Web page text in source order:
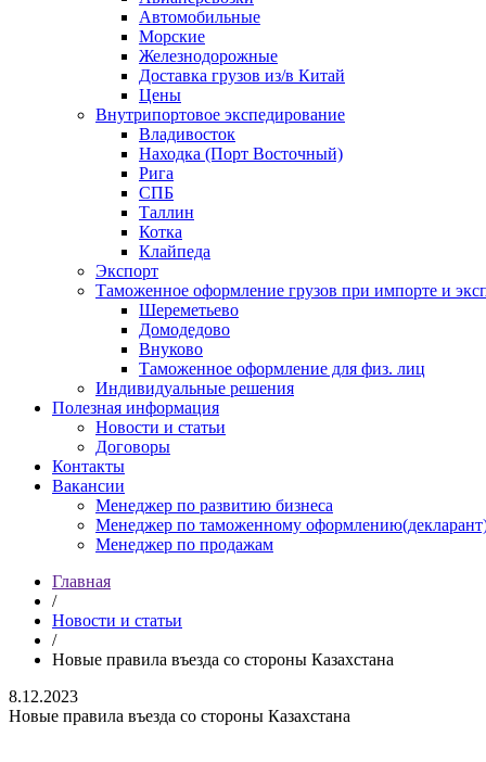
Автомобильные
Морские
Железнодорожные
Доставка грузов из/в Китай
Цены
Внутрипортовое экспедирование
Владивосток
Находка (Порт Восточный)
Рига
СПБ
Таллин
Котка
Клайпеда
Экспорт
Таможенное оформление грузов при импорте и
Шереметьево
Домодедово
Внуково
Таможенное оформление для физ. лиц
Индивидуальные решения
Полезная информация
Новости и статьи
Договоры
Контакты
Вакансии
Менеджер по развитию бизнеса
Менеджер по таможенному
Менеджер по продажам
Главная
/
Новости и статьи
/
Новые правила въезда со стороны Казахстана
8.12.2023
Новые правила въезда со стороны Казахстана